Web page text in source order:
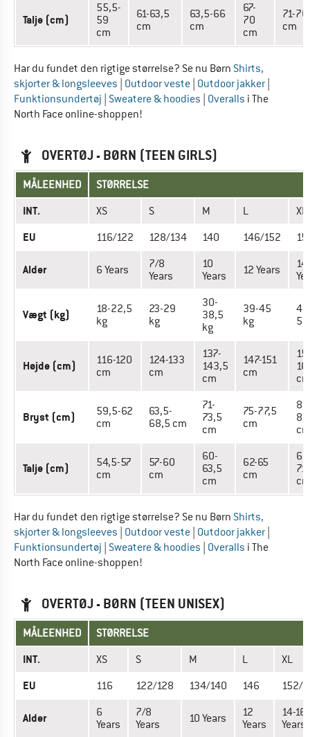
Talje (cm)
55,5-
59
cm
61-63,5
cm
63,5-66
cm
67-
70
cm
71-76
cm
Har du fundet den rigtige størrelse? Se nu Børn Shirts,
skjorter & longsleeves Outdoor veste Outdoor jakker
Funktionsundertøj Sweatere & hoodies Overalls i The
North Face online-shoppen!
OVERTØJ - BØRN (TEEN GIRLS)
MÅLEENHED STØRRELSE
INT. XS S M L XL
EU 116/122 128/134 140 146/152
Alder 6 Years
7/8
Years
10
Years
12 Years
Vægt (kg)
18-22,5
kg
23-29
kg
30-
38,5
kg
39-45
kg
Højde (cm)
116-120
cm
124-133
cm
137-
143,5
cm
147-151
cm
cm
Bryst (cm)
59,5-62
cm
63,5-
68,5 cm
71-
73,5
cm
75-77,5
cm
85
cm
Talje (cm)
54,5-57
cm
57-60
cm
60-
63,5
cm
62-65
cm
71
cm
Har du fundet den rigtige størrelse? Se nu Børn Shirts,
skjorter & longsleeves Outdoor veste Outdoor jakker
Funktionsundertøj Sweatere & hoodies Overalls i The
North Face online-shoppen!
OVERTØJ - BØRN (TEEN UNISEX)
MÅLEENHED STØRRELSE
INT. XS S M L XL
EU 116 122/128 134/140 146 152/
Alder
6
Years
7/8
Years
10 Years
12
Years
14-16
Years